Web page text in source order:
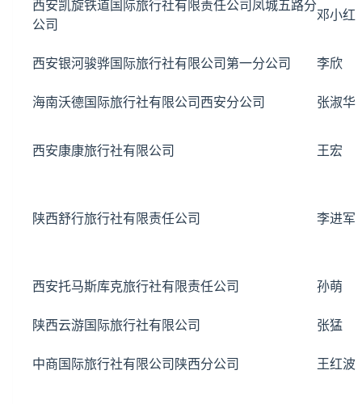
西安凯旋铁道国际旅行社有限责任公司凤城五路分
公司
邓小红
西安银河骏骅国际旅行社有限公司第一分公司 李欣
海南沃德国际旅行社有限公司西安分公司 张淑华
西安康康旅行社有限公司 王宏
陕西舒行旅行社有限责任公司 李进军
西安托马斯库克旅行社有限责任公司 孙萌
陕西云游国际旅行社有限公司 张猛
中商国际旅行社有限公司陕西分公司 王红波